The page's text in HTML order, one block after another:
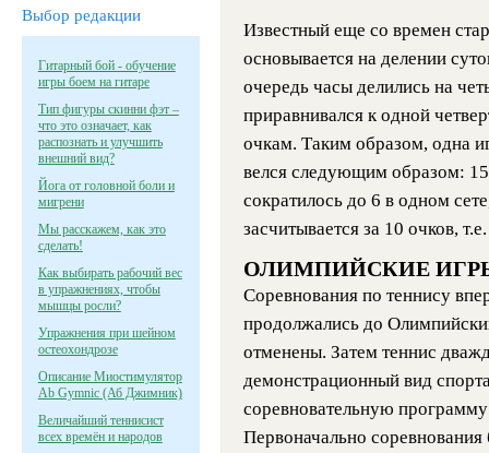
Выбор редакции
Гитарный бой - обучение
игры боем на гитаре
Тип фигуры скинни фэт –
что это означает, как
распознать и улучшить
внешний вид?
Йога от головной боли и
мигрени
Мы расскажем, как это
сделать!
Как выбирать рабочий вес
в упражнениях, чтобы
мышцы росли?
Упражнения при шейном
остеохондрозе
Описание Миостимулятор
Ab Gymnic (Аб Джимник)
Величайший теннисист
всех времён и народов
Известный еще со времен
основывается на делении
очередь часы делились на
приравнивался к одной
очкам. Таким образом, одна
велся следующим образом:
сократилось до 6 в одном
засчитывается за 10 очков,
ОЛИМПИЙСКИЕ
Соревнования по теннису
продолжались до
отменены. Затем теннис
демонстрационный вид
соревновательную
Первоначально